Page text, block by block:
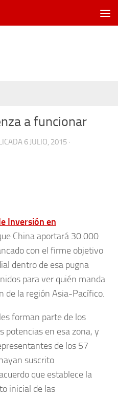
a funcionar
6 JULIO, 2015 ·
Inversión en
China aportará 30.000
con el firme objetivo
dentro de esa pugna
para ver quién manda
de la región Asia-Pacífico.
forman parte de los
potencias en esa zona, y
de los 57
suscrito
que establece la
inicial de las